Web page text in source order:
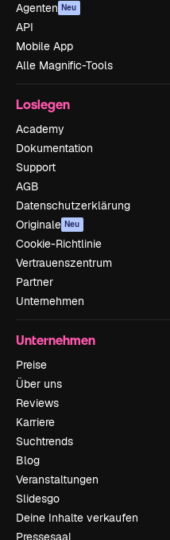
Agenten Neu
API
Mobile App
Alle Magnific-Tools
Loslegen
Academy
Dokumentation
Support
AGB
Datenschutzerklärung
Originale Neu
Cookie-Richtlinie
Vertrauenszentrum
Partner
Unternehmen
Unternehmen
Preise
Über uns
Reviews
Karriere
Suchtrends
Blog
Veranstaltungen
Slidesgo
Deine Inhalte verkaufen
Pressesaal